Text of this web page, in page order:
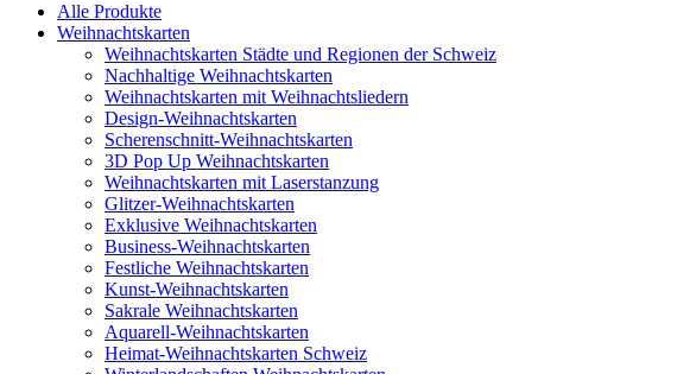
Alle Produkte
Weihnachtskarten
Weihnachtskarten Städte und Regionen der Schweiz
Nachhaltige Weihnachtskarten
Weihnachtskarten mit Weihnachtsliedern
Design-Weihnachtskarten
Scherenschnitt-Weihnachtskarten
3D Pop Up Weihnachtskarten
Weihnachtskarten mit Laserstanzung
Glitzer-Weihnachtskarten
Exklusive Weihnachtskarten
Business-Weihnachtskarten
Festliche Weihnachtskarten
Kunst-Weihnachtskarten
Sakrale Weihnachtskarten
Aquarell-Weihnachtskarten
Heimat-Weihnachtskarten Schweiz